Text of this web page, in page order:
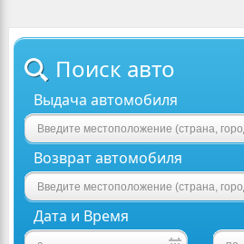
Поиск авто
Выдача автомобиля
Возврат автомобиля
Дата и Время